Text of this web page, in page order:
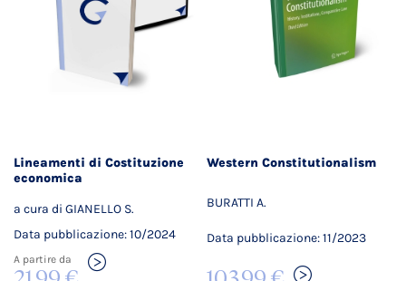
Lineamenti di Costituzione
economica
a cura di GIANELLO S.
Data pubblicazione: 10/2024
A partire da
Western Constitutionalism
BURATTI A.
Data pubblicazione: 11/2023